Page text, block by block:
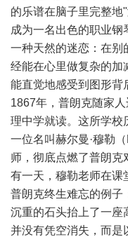
的乐谱在脑子里完整地
成为一名出色的职业
一种天然的迷恋：在别
经能在心里做复杂的加
能直觉地感受到图形背
1867年，普朗克随家
理中学就读。这所学校
一位名叫赫尔曼·穆勒
师，彻底点燃了普朗克
有一天，穆勒老师在课
普朗克终生难忘的例子
沉重的石头抬上了一座
并没有凭空消失，而是